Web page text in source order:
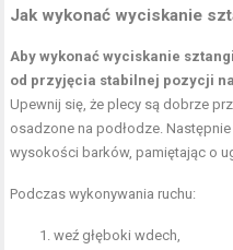
Jak wykonać wyciskanie
Aby wykonać wyciskanie
od przyjęcia stabilnej pozycji
Upewnij się, że plecy są dobrze
osadzone na podłodze.
wysokości barków, pamiętając o
Podczas wykonywania ruchu:
weź głęboki wdech,